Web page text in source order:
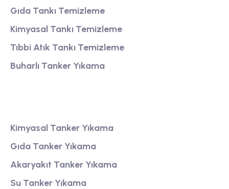
Gıda Tankı Temizleme
Kimyasal Tankı Temizleme
Tıbbi Atık Tankı Temizleme
Buharlı Tanker Yıkama
Kimyasal Tanker Yıkama
Gıda Tanker Yıkama
Akaryakıt Tanker Yıkama
Su Tanker Yıkama